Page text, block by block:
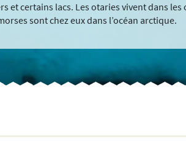
et certains lacs. Les otaries vivent dans
sont chez eux dans l’océan arctique.